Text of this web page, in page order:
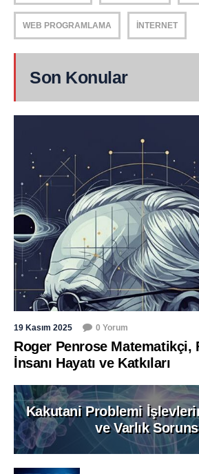
WEB PROGRAMLAMA İNTERNET
Son Konular
19 Kasım 2025 0 Yorum
Roger Penrose Matematikçi,
İnsanı Hayatı ve Katkıları
Kakutani Problemi
ve Varlık